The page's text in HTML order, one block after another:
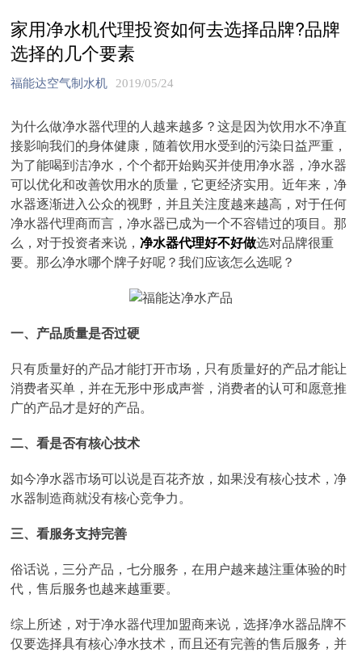
家用净水机代理投资如何去选择品牌?品牌
选择的几个要素
福能达空气制水机 2019/05/24
为什么做净水器代理的人越来越多？这是因为饮用水不净直
接影响我们的身体健康，随着饮用水受到的污染日益严重，
为了能喝到洁净水，个个都开始购买并使用净水器，净水器
可以优化和改善饮用水的质量，它更经济实用。近年来，净
水器逐渐进入公众的视野，并且关注度越来越高，对于任何
净水器代理商而言，净水器已成为一个不容错过的项目。那
么，对于投资者来说，净水器代理好不好做选对品牌很重
要。那么净水哪个牌子好呢？我们应该怎么选呢？
一、产品质量是否过硬
只有质量好的产品才能打开市场，只有质量好的产品才能让
消费者买单，并在无形中形成声誉，消费者的认可和愿意推
广的产品才是好的产品。
二、看是否有核心技术
如今净水器市场可以说是百花齐放，如果没有核心技术，净
水器制造商就没有核心竞争力。
三、看服务支持完善
俗话说，三分产品，七分服务，在用户越来越注重体验的时
代，售后服务也越来越重要。
综上所述，对于净水器代理加盟商来说，选择净水器品牌不
仅要选择具有核心净水技术，而且还有完善的售后服务，并